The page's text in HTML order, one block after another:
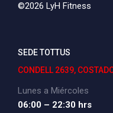
©2026 LyH Fitness
SEDE TOTTUS
CONDELL 2639,
Lunes a Miércoles
06:00 – 22:30 hrs